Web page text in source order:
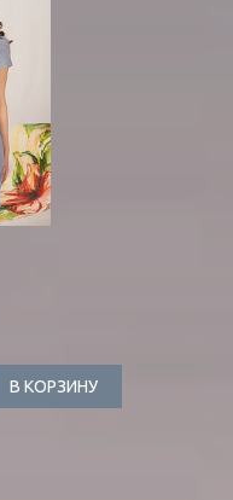
В КОРЗИНУ